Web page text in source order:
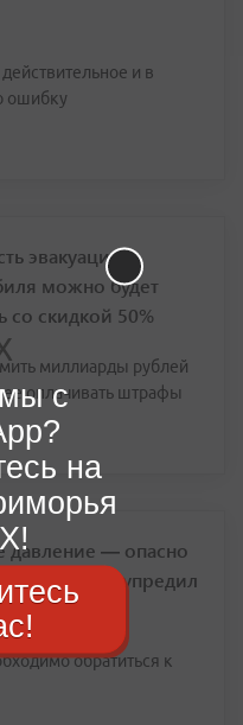
и в
ошибку
эвакуации
можно будет
со скидкой 50%
миллиарды рублей
оплачивать штрафы
давление — опасно
врач предупредил
обратиться к
с
на